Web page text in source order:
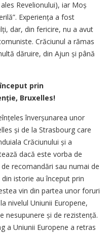
Revelionului), iar Moș
Experiența a fost
dar, din fericire, nu a avut
Crăciunul a rămas
dăruire, din Ajun și până
prin
Bruxelles!
înverșunarea unor
și de la Strasbourg care
Crăciunului și a
dacă este vorba de
recomandări sau numai de
istorie au început prin
vin din partea unor foruri
nivelul Uniunii Europene,
nesupunere și de rezistență.
a Uniunii Europene a retras